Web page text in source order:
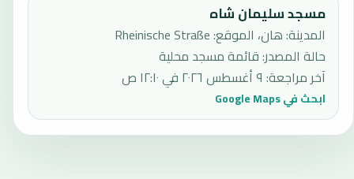
مسجد سليمان شاه
المدينة: هان، الموقع: Rheinische Straße
حالة المصدر:قائمة مسجد محلية
آخر مراجعة: ٩ أغسطس ٢٠٢٦ في ١٢:١٠ ص
ابحث في Google Maps